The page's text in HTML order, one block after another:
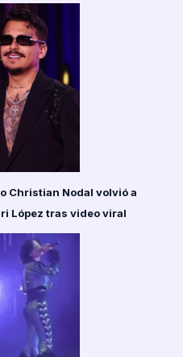
Christian Nodal volvió a
López tras video viral